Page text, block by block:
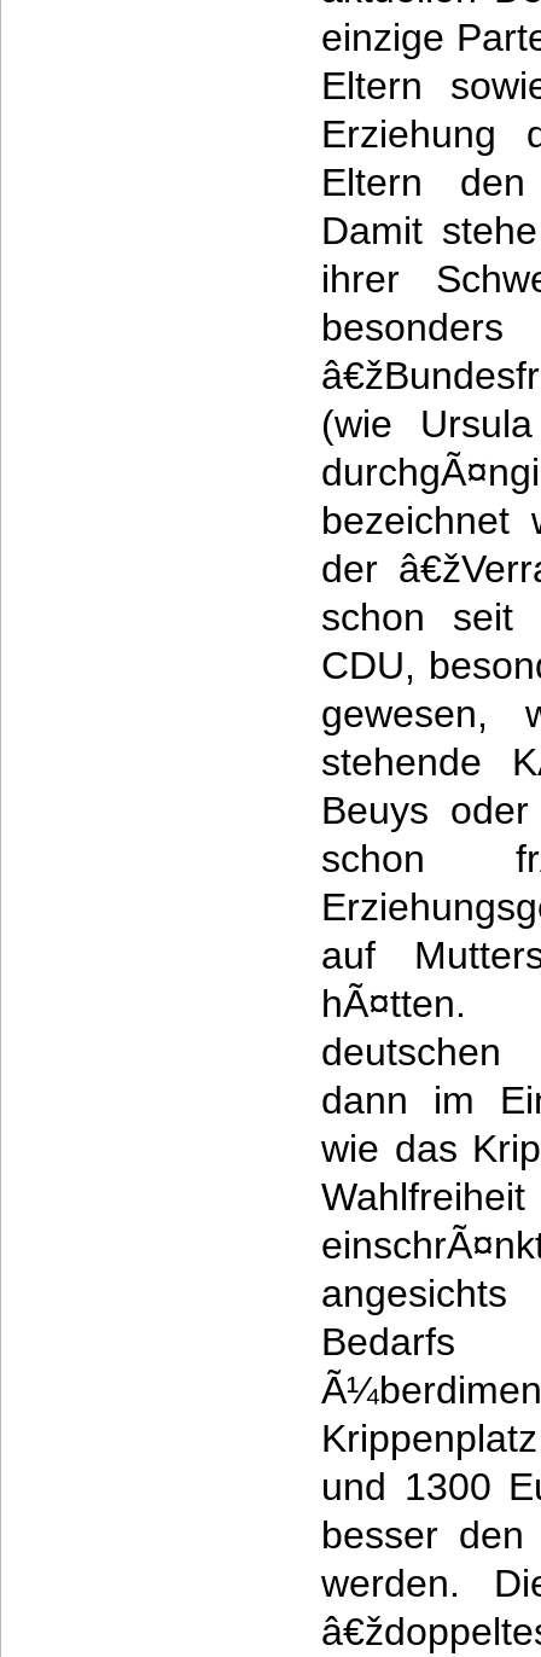
einzige
Eltern
Erziehung
Eltern den
Damit
ihrer
(wie
bezeichnet
der
schon seit
CDU,
gewesen,
stehende
Beuys
schon
auf
deutschen
dann im
wie das
angesichts
und 1300
besser
werden.